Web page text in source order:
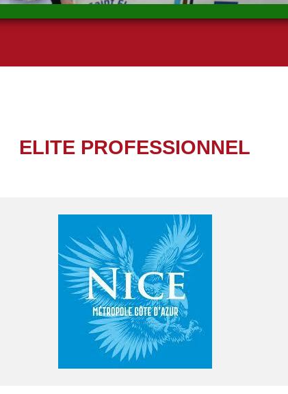
ELITE PROFESSIONNEL